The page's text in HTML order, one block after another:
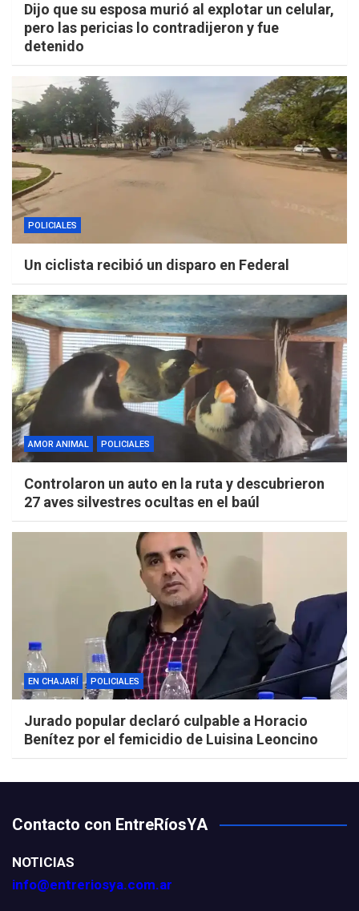
Dijo que su esposa murió al explotar un celular,
pero las pericias lo contradijeron y fue
detenido
POLICIALES
Un ciclista recibió un disparo en Federal
AMOR ANIMAL POLICIALES
Controlaron un auto en la ruta y descubrieron
27 aves silvestres ocultas en el baúl
EN CHAJARÍ POLICIALES
Jurado popular declaró culpable a Horacio
Benítez por el femicidio de Luisina Leoncino
Contacto con EntreRíosYA
NOTICIAS
info@entreriosya.com.ar